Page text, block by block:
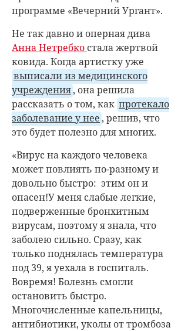
программе «Вечерний Ургант».
Не так давно и оперная дива
Анна Нетребко стала жертвой
ковида. Когда артистку уже
выписали из медицинского
учреждения, она решила
рассказать о том, как протекало
заболевание у нее , решив, что
это будет полезно для многих.
«Вирус на каждого человека
может повлиять по-разному и
довольно быстро: этим он и
опасен!У меня слабые легкие,
подверженные бронхитным
вирусам, поэтому я знала, что
заболею сильно. Сразу, как
только поднялась температура
под 39, я уехала в госпиталь.
Вовремя! Болезнь смогли
остановить быстро.
Многочисленные капельницы,
антибиотики, уколы от тромбоза